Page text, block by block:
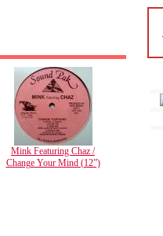
Mink Featuring Chaz /
Change Your Mind (12”)